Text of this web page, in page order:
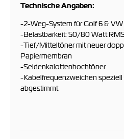
Technische Angaben:
-2-Weg-System für Golf 6 &
-Belastbarkeit: 50/80 Watt
-Tief/Mitteltöner mit neuer
Papiermembran
-Seidenkalottenhochtöner
-Kabelfrequenzweichen speziell
abgestimmt